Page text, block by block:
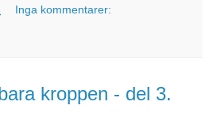
Inga kommentarer:
kroppen - del 3.